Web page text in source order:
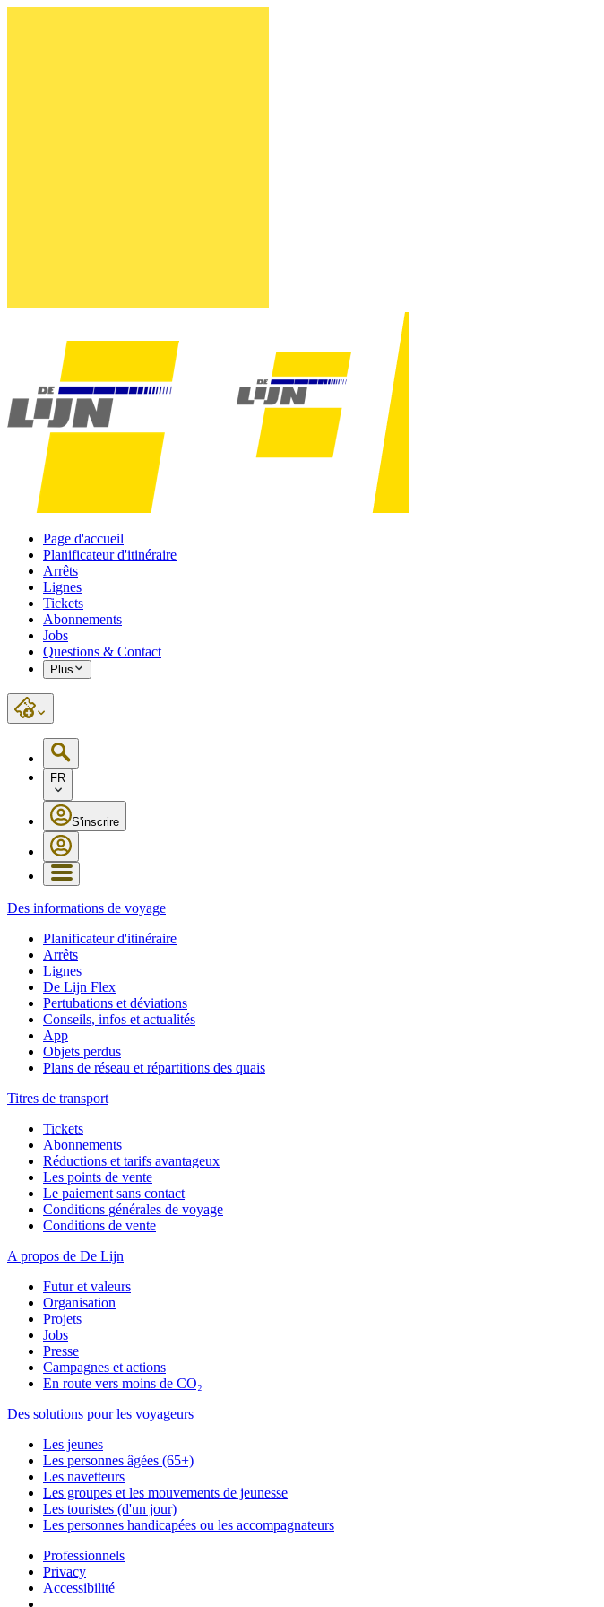
Page d'accueil
Planificateur d'itinéraire
Arrêts
Lignes
Tickets
Abonnements
Jobs
Questions & Contact
Plus
FR
S'inscrire
Des informations de voyage
Planificateur d'itinéraire
Arrêts
Lignes
De Lijn Flex
Pertubations et déviations
Conseils, infos et actualités
App
Objets perdus
Plans de réseau et répartitions des quais
Titres de transport
Tickets
Abonnements
Réductions et tarifs avantageux
Les points de vente
Le paiement sans contact
Conditions générales de voyage
Conditions de vente
A propos de De Lijn
Futur et valeurs
Organisation
Projets
Jobs
Presse
Campagnes et actions
En route vers moins de CO₂
Des solutions pour les voyageurs
Les jeunes
Les personnes âgées (65+)
Les navetteurs
Les groupes et les mouvements de jeunesse
Les touristes (d'un jour)
Les personnes handicapées ou les accompagnateurs
Professionnels
Privacy
Accessibilité